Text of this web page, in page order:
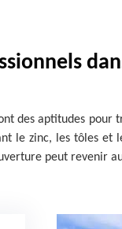
des aptitudes
le zinc, les tôles
peut revenir